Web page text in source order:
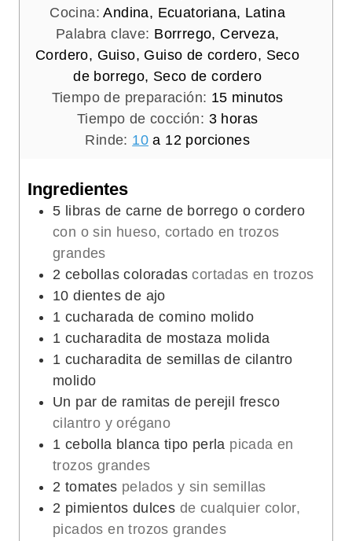
Cocina:Andina, Ecuatoriana, Latina
Palabra clave: Borrrego, Cerveza,
Cordero, Guiso, Guiso de cordero, Seco
de borrego, Seco de cordero
Tiempo de preparación: 15m
i
n
s
minutos
Tiempo de cocción: 3h
o
horas
Rinde: 10 a 12 porciones
Ingredientes
5 libras de carne de borrego o cordero
con o sin hueso, cortado en trozos
grandes
2 cebollas coloradas cortadas en trozos
10 dientes de ajo
1 cucharada de comino molido
1 cucharadita de mostaza molida
1 cucharadita de semillas de cilantro
molido
Un par de ramitas de perejil fresco
cilantro y orégano
1 cebolla blanca tipo perla picada en
trozos grandes
2 tomates pelados y sin semillas
2 pimientos dulces de cualquier color,
picados en trozos grandes